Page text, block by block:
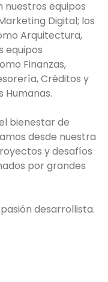
nuestros equipos
Digital; los
Arquitectura,
equipos
Finanzas,
Créditos y
Humanas.
bienestar de
desde nuestra
y desafíos
por grandes
desarrollista.